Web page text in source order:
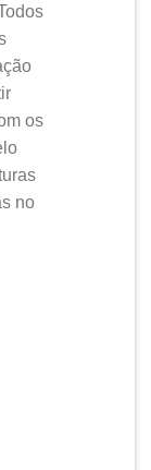
os
no